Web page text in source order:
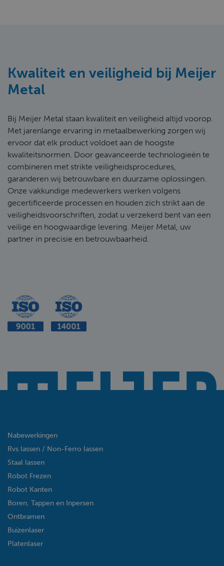
Kwaliteit en veiligheid bij Meijer
Metal
Bij Meijer Metal staan kwaliteit en veiligheid altijd voorop.
Met jarenlange ervaring in metaalbewerking zorgen wij
ervoor dat elk product voldoet aan de hoogste
kwaliteitsnormen. Door geavanceerde technologieën te
combineren met strikte veiligheidsprocedures,
garanderen wij betrouwbare en duurzame oplossingen.
Onze vakkundige medewerkers werken volgens
gecertificeerde processen en houden zich strikt aan de
veiligheidsvoorschriften, zodat u verzekerd bent van een
veilige en hoogwaardige levering. Meijer Metal, uw
partner in precisie en betrouwbaarheid.
Nabewerkingen
Rvs lassen / Non-Ferro lassen
Staal lassen
Robot Frezen
Robot Kanten
Boren, Tappen en Inpersen
Ontbramen
Buizenlaser
Platenlaser